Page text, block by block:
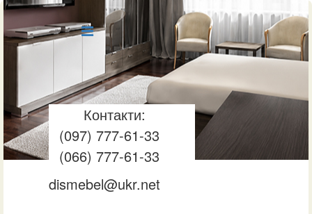
Контакти:
(097) 777-61-33
(066) 777-61-33
dismebel@ukr.net